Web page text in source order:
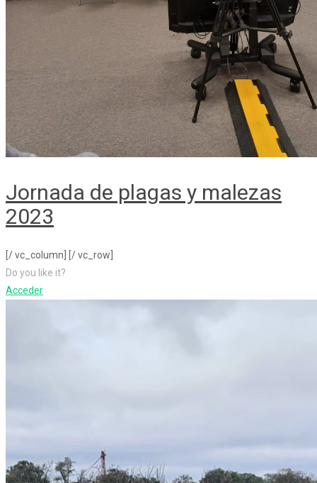
Jornada de plagas y malezas
2023
[/ vc_column] [/ vc_row]
Do you like it?
Acceder